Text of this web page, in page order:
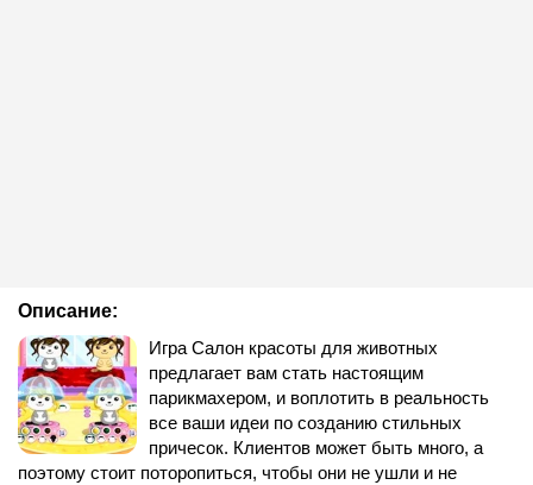
Описание:
Игра Салон красоты для животных
предлагает вам стать настоящим
парикмахером, и воплотить в реальность
все ваши идеи по созданию стильных
причесок. Клиентов может быть много, а
поэтому стоит поторопиться, чтобы они не ушли и не